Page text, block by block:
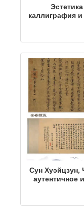
каллиграфия
фоновая
живопись,
Сун Хуэйцзун,
аутентичное
росписей